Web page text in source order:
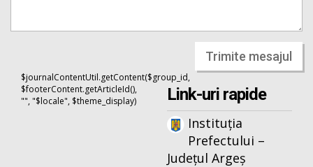
Trimite mesajul
$journalContentUtil.getContent($group_id,
$footerContent.getArticleId(),
"", "$locale", $theme_display)
Link-uri rapide
Instituția
Prefectului –
Județul Argeș